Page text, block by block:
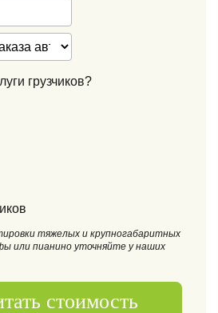
грузчиков?
тяжелых и крупногабаритных
или пианино уточняйте у наших
стоимость